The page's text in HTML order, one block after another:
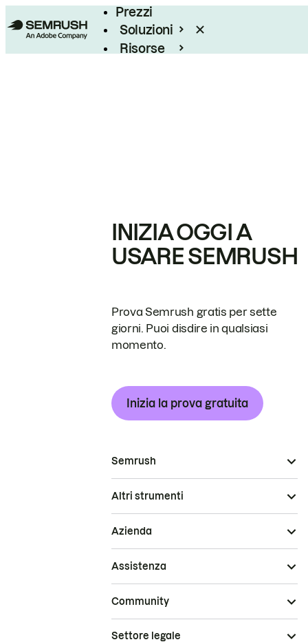
Prezzi
Soluzioni
Risorse
INIZIA OGGI A
USARE SEMRUSH
Prova Semrush gratis per sette
giorni. Puoi disdire in qualsiasi
momento.
Inizia la prova gratuita
Semrush
Altri strumenti
Azienda
Assistenza
Community
Settore legale